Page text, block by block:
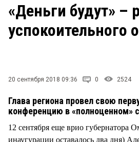
ЗАКОН
СТИЛЬ ЖИЗНИ
«Деньги будут» –
успокоительного
20 сентября 2018 09:36 0 2524
Глава региона провел свою
конференцию в «полноценном»
12 сентября еще врио губернатора
инаугурации оставалось два дня)